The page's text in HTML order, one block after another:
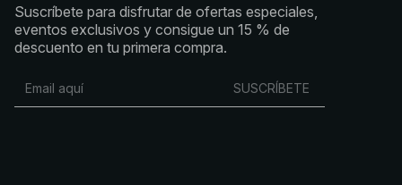
Suscríbete para disfrutar de ofertas especiales,
eventos exclusivos y consigue un 15 % de
descuento en tu primera compra.
SUSCRÍBETE